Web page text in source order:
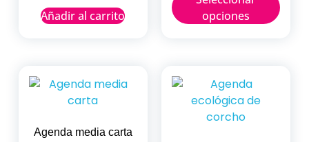
Añadir al carrito
opciones
Agenda media carta